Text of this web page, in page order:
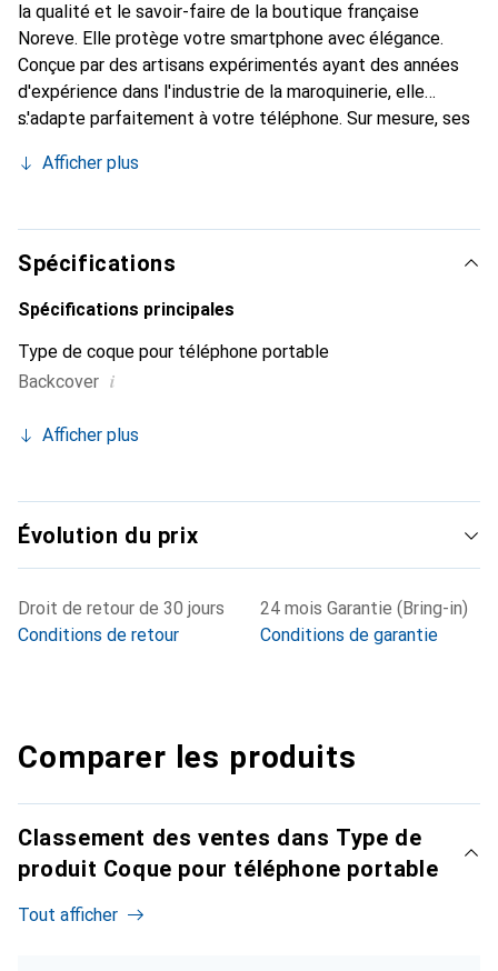
la qualité et le savoir-faire de la boutique française
Noreve. Elle protège votre smartphone avec élégance.
Conçue par des artisans expérimentés ayant des années
d'expérience dans l'industrie de la maroquinerie, elle
s'adapte parfaitement à votre téléphone. Sur mesure, ses
peau. Elle devient un accessoire chic et indispensable pour
ses produits de haute qualité, la marque Noreve est un
choix fiable pour une clientèle exigeante.
Afficher plus
Spécifications
Spécifications principales
Type de coque pour téléphone portable
Backcover i
Afficher plus
Évolution du prix
Droit de retour de 30 jours
Conditions de retour
24 mois Garantie (Bring-in)
Conditions de garantie
Comparer les produits
Classement des ventes dans Type de
produit Coque pour téléphone portable
Tout afficher